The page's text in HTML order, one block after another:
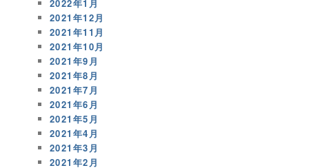
2022年1月
2021年12月
2021年11月
2021年10月
2021年9月
2021年8月
2021年7月
2021年6月
2021年5月
2021年4月
2021年3月
2021年2月